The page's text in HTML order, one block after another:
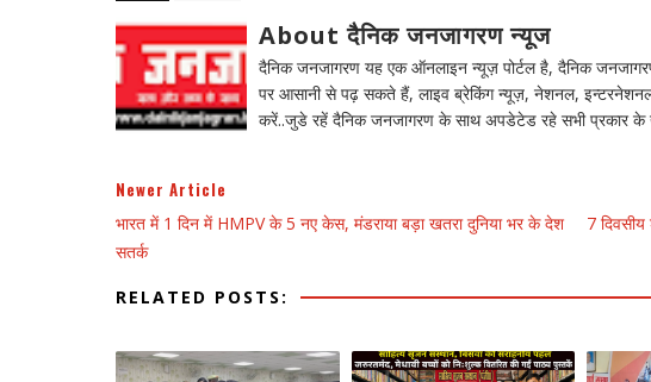
About दैनिक जनजागरण न्यूज
दैनिक जनजागरण यह एक ऑनलाइन न्यूज़ पोर्टल है, दैनिक
पर आसानी से पढ़ सकते हैं, लाइव ब्रेकिंग न्यूज़, नेशनल, इन्टरनेशनल
करें..जुडे रहें दैनिक जनजागरण के साथ अपडेटेड रहे सभी प्रकार के
Newer Article
भारत में 1 दिन में HMPV के 5 नए केस, मंडराया बड़ा खतरा दुनिया भर के देश
सतर्क
7
RELATED POSTS: